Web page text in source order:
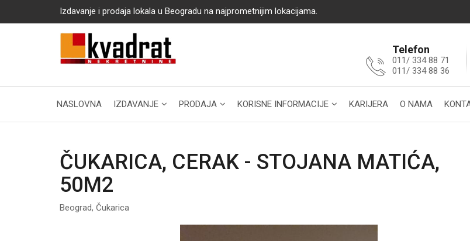
Izdavanje i prodaja lokala u Beogradu na najprometnijim lokacijama.
Telefon
011/ 334 88 71
011/ 334 88 36
NASLOVNA IZDAVANJE PRODAJA KORISNE INFORMACIJE KARIJERA O NAMA
ČUKARICA, CERAK - STOJANA MATIĆA,
50M2
Beograd, Čukarica